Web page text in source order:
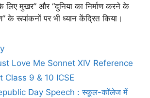
लिए मुखर” और “दुनिया का निर्माण करने के
के रूपांकनों पर भी ध्यान केंद्रित किया।
Love Me Sonnet XIV Reference
9 & 10 ICSE
Day Speech : स्कूल-कॉलेज में